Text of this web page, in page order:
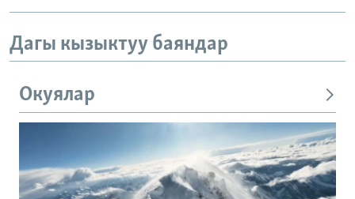
Дагы кызыктуу баяндар
Окуялар